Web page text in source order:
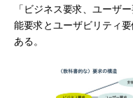
「ビジネス要求、ユーザ
能要求とユーザビリティ
ある。